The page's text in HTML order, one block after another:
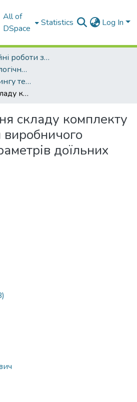
All of
DSpace
Statistics Log In
Кваліфікаційні роботи здобувачів вищої освіти
Інженерно-технологічний факультет
Кафедра інжинірингу технічних систем. Магістри
Обґрунтування складу комплекту устаткування виробничого контролю параметрів доїльних установок
складу комплекту
виробничого
доїльних